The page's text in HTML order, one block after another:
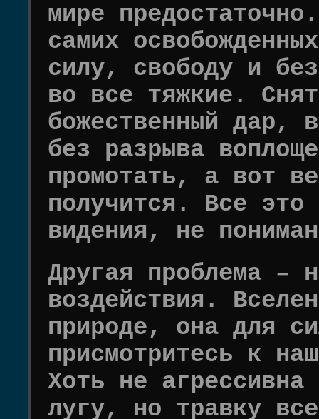
мире
самих
силу, свободу и
во все тяжкие.
божественный дар,
без разрыва
промотать, а вот
получится. Все
видения, не
Другая проблема –
воздействия.
природе, она для
присмотритесь к
Хоть не агрессивна
лугу, но травку